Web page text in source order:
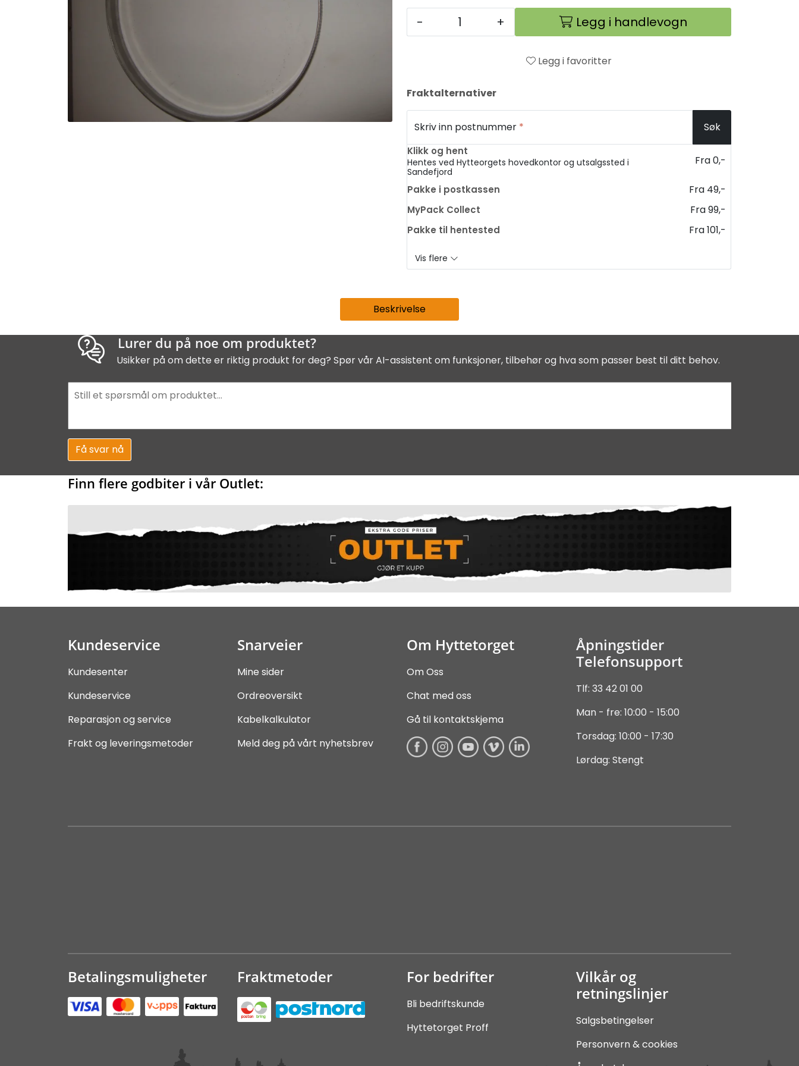
- + Legg i handlevogn
Legg i favoritter
Fraktalternativer
Skriv inn postnummer * Søk
Klikk og hent
Hentes ved Hytteorgets hovedkontor og utsalgssted i
Sandefjord
Fra 0,-
Pakke i postkassen Fra 49,-
MyPack Collect Fra 99,-
Pakke til hentested Fra 101,-
Vis flere
Beskrivelse
Lurer du på noe om produktet?
Usikker på om dette er riktig produkt for deg? Spør vår AI-assistent om funksjoner, tilbehør og hva som passer best til ditt behov.
Få svar nå
Finn flere godbiter i vår Outlet:
Kundeservice
Kundesenter
Kundeservice
Reparasjon og service
Frakt og leveringsmetoder
For bedrifter
Bli bedriftskunde
Hyttetorget Proff
Snarveier
Mine sider
Ordreoversikt
Kabelkalkulator
Meld deg på vårt nyhetsbrev
Om Hyttetorget
Om Oss
Chat med oss
Gå til kontaktskjema
Betalingsmuligheter
Åpningstider
Telefonsupport
Tlf: 33 42 01 00
Man - fre: 10:00 - 15:00
Torsdag: 10:00 - 17:30
Lørdag: Stengt
Fraktmetoder
Vilkår og
retningslinjer
Salgsbetingelser
Personvern & cookies